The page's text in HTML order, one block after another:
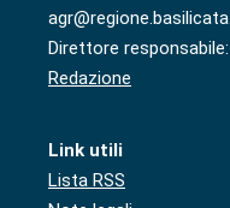
Direttore responsabile:
Redazione
Link utili
Lista RSS